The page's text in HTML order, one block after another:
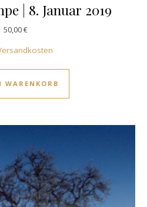
| 8. Januar 2019
50,00€
WARENKORB